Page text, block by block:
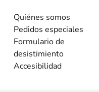
Quiénes somos
Pedidos especiales
Formulario de
desistimiento
Accesibilidad